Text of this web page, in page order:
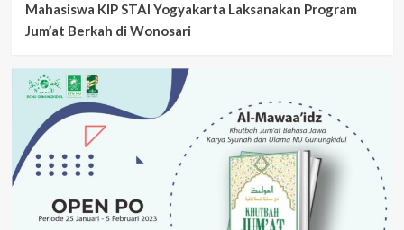
Mahasiswa KIP STAI Yogyakarta Laksanakan Program
Jum’at Berkah di Wonosari